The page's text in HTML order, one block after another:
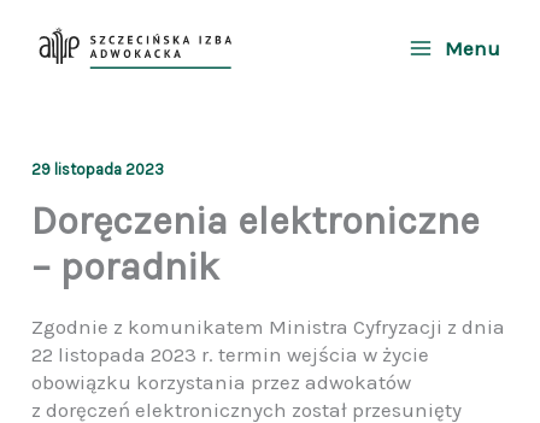
Menu
29 listopada 2023
Doręczenia elektroniczne
– poradnik
Zgodnie z komunikatem Ministra Cyfryzacji z dnia
22 listopada 2023 r. termin wejścia w życie
obowiązku korzystania przez adwokatów
z doręczeń elektronicznych został przesunięty